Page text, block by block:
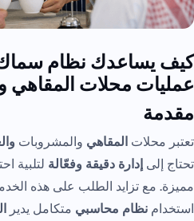
كيف يساعدك نظام سماك
عمليات محلات المقاهي
مقدمة
تعتبر محلات المقاهي والمشروبات
تحتاج إلى إدارة دقيقة وفعّالة لتلبية
مميزة. مع تزايد الطلب على هذه
استخدام نظام محاسبي متكامل يدير